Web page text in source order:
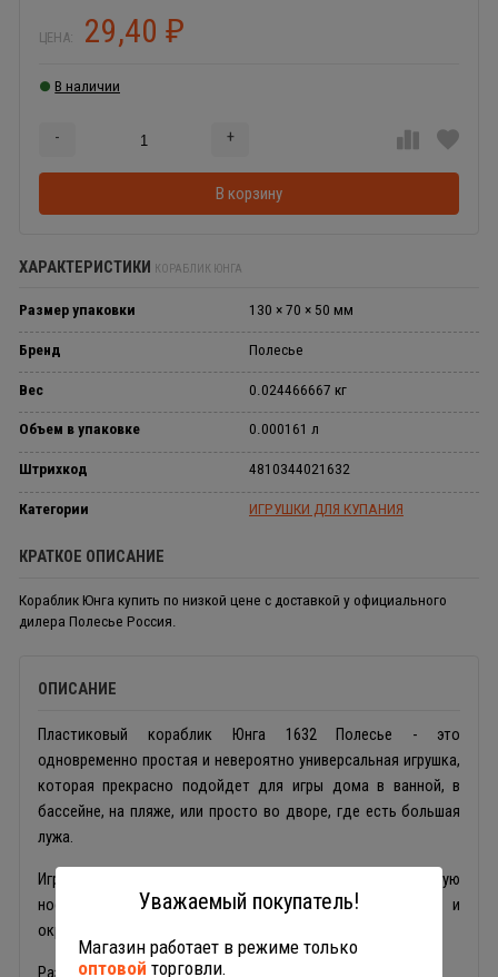
ЦЕНА: 29,40 ₽
В наличии
- +
В корзину
ХАРАКТЕРИСТИКИ КОРАБЛИК ЮНГА
Размер упаковки 130 × 70 × 50 мм
Бренд Полесье
Вес 0.024466667 кг
Объем в упаковке 0.000161 л
Штрихкод 4810344021632
Категории ИГРУШКИ ДЛЯ КУПАНИЯ
КРАТКОЕ ОПИСАНИЕ
Кораблик Юнга купить по низкой цене с доставкой у официального
дилера Полесье Россия.
ОПИСАНИЕ
Пластиковый кораблик Юнга 1632 Полесье - это
одновременно простая и невероятно универсальная игрушка,
которая прекрасно подойдет для игры дома в ванной, в
бассейне, на пляже, или просто во дворе, где есть большая
лужа.
Игрушка выполнена очень реалистично, имеет выступающую
носовую часть, палубу, капитанскую рубку с трубой и
округлую корму.
Размеры игрушки: 14 х 5 см.
Уважаемый покупатель!
Магазин работает в режиме только
оптовой торговли.